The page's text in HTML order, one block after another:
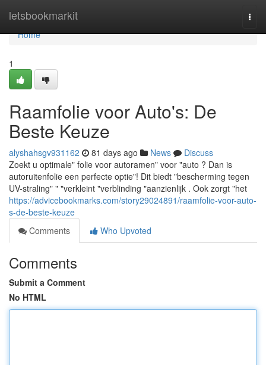
letsbookmarkit
Home
Home
1
Raamfolie voor Auto's: De
Beste Keuze
alyshahsgv931162 81 days ago News
Discuss
Zoekt u optimale" folie voor autoramen" voor "auto ? Dan is
autoruitenfolie een perfecte optie"! Dit biedt "bescherming tegen
UV-straling" " "verkleint "verblinding "aanzienlijk . Ook zorgt "het
https://advicebookmarks.com/story29024891/raamfolie-voor-auto-
s-de-beste-keuze
Comments
Who Upvoted
Comments
Submit a Comment
No HTML